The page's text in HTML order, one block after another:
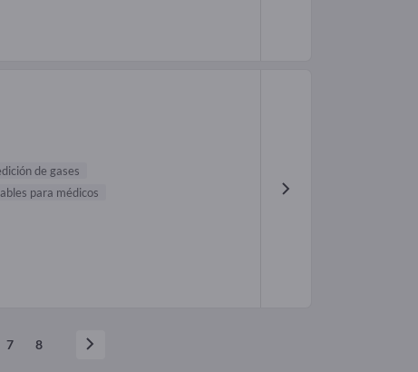
de gases
para médicos
7 8